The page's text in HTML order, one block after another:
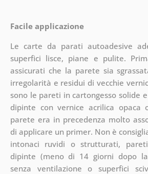
Facile applicazione
Le carte da parati autoadesive
superfici lisce, piane e pulite.
assicurati che la parete sia
irregolarità e residui di vecchie
sono le pareti in cartongesso solide
dipinte con vernice acrilica opaca
parete era in precedenza molto
di applicare un primer. Non è
intonaci ruvidi o strutturati,
dipinte (meno di 14 giorni dopo
senza ventilazione o superfici